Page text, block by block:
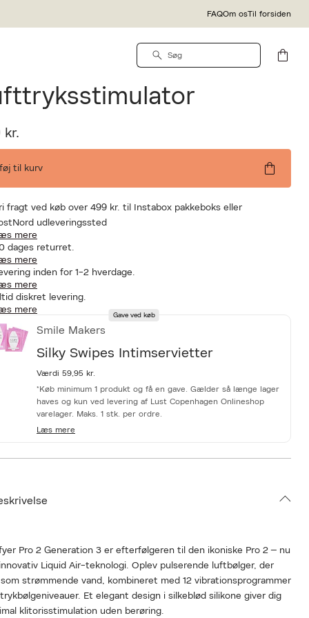
FAQOm osTil forsiden
2 Generation 3
kr.
til kurv
fragt ved køb over 499 kr. til Instabox pakkeboks eller
udleveringssted
mere
dages returret.
mere
inden for 1-2 hverdage.
mere
diskret levering.
mere
Gave ved køb
Smile Makers
Silky Swipes Intimservietter
Værdi 59,95 kr.
*Køb minimum 1 produkt og få en gave. Gælder så længe lager
haves og kun ved levering af Lust Copenhagen Onlineshop
varelager. Maks. 1 stk. per ordre.
Læs mere
Pro 2 Generation 3 er efterfølgeren til den ikoniske Pro 2 – nu
Liquid Air-teknologi. Oplev pulserende luftbølger, der
strømmende vand, kombineret med 12 vibrationsprogrammer
trykbølgeniveauer. Et elegant design i silkeblød silikone giver dig
klitorisstimulation uden berøring.